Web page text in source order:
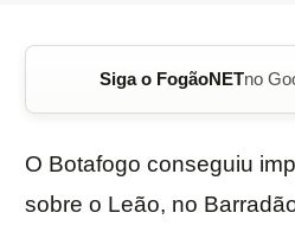
Siga o FogãoNETno
O Botafogo conseguiu
sobre o Leão, no